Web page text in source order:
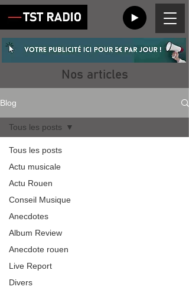
Nos articles
Blog
Tous les posts
Actu musicale
Actu Rouen
Conseil Musique
Anecdotes
Album Review
Anecdote rouen
Live Report
Divers
Tous les posts